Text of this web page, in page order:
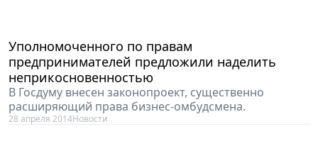
Уполномоченного по правам
предпринимателей предложили наделить
неприкосновенностью
В Госдуму внесен законопроект, существенно
расширяющий права бизнес-омбудсмена.
28 апреля 2014Новости